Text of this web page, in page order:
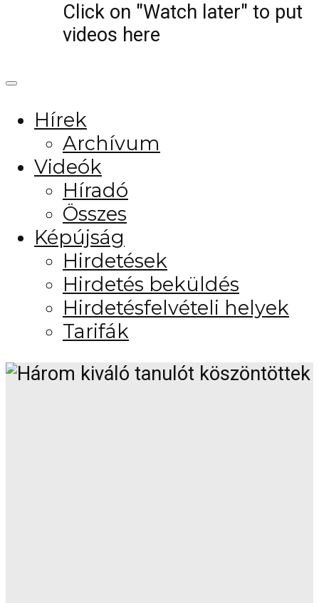
Click on "Watch later" to put
videos here
Hírek
Archívum
Videók
Híradó
Összes
Képújság
Hirdetések
Hirdetés beküldés
Hirdetésfelvételi helyek
Tarifák